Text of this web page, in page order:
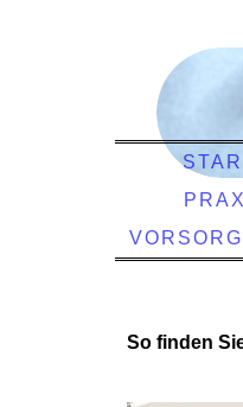
So finden